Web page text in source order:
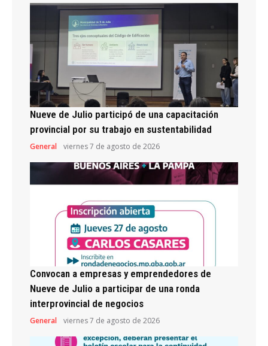
Nueve de Julio participó de una capacitación
provincial por su trabajo en sustentabilidad
General viernes 7 de agosto de 2026
Convocan a empresas y emprendedores de
Nueve de Julio a participar de una ronda
interprovincial de negocios
General viernes 7 de agosto de 2026